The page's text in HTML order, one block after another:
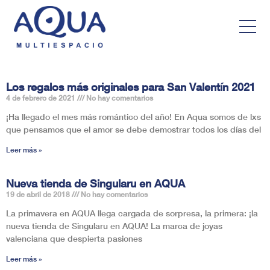
Los regalos más originales para San Valentín 2021
4 de febrero de 2021 No hay comentarios
¡Ha llegado el mes más romántico del año! En Aqua somos de lxs
que pensamos que el amor se debe demostrar todos los días del
Leer más »
Nueva tienda de Singularu en AQUA
19 de abril de 2018 No hay comentarios
La primavera en AQUA llega cargada de sorpresa, la primera: ¡la
nueva tienda de Singularu en AQUA! La marca de joyas
valenciana que despierta pasiones
Leer más »